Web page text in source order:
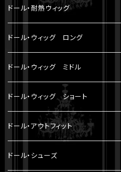
33cm ～ 1/4BJD
60cm ～ 1/3BJD
70cm ～
アウトフィット
パーツ
セット
LA PERLE
LE FRANGE
SOLEIL ET LUNE
8-9 inch（ SD小顔サイズ ）
7-8 inch
6-7 inch
5-6 inch（ YMY10cmサイズ ）
ドール・耐熱ウィッグ
8-9 inch（ SD小顔サイズ ）
5 inch（ YMY10cmサイズ ）
7-8 inch （ SDM等サイズ ）
ドール・ウィッグ ロング
モヘアウィッグ
耐熱ウィッグ
ドール・ウィッグ ミドル
モヘアウィッグ
ドール・ウィッグ ショート
モヘアウィッグ
耐熱ウィッグ
ドール・アウトフィット
トップス
ドール・シューズ